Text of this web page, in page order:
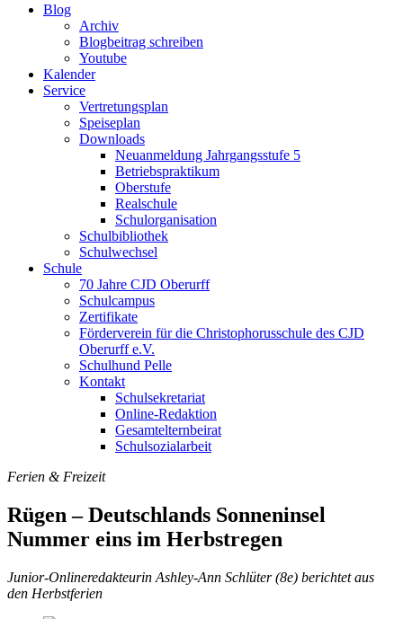
Blog
Archiv
Blogbeitrag schreiben
Youtube
Kalender
Service
Vertretungsplan
Speiseplan
Downloads
Neuanmeldung Jahrgangsstufe 5
Betriebspraktikum
Oberstufe
Realschule
Schulorganisation
Schulbibliothek
Schulwechsel
Schule
70 Jahre CJD Oberurff
Schulcampus
Zertifikate
Förderverein für die Christophorusschule des CJD
Oberurff e.V.
Schulhund Pelle
Kontakt
Schulsekretariat
Online-Redaktion
Gesamtelternbeirat
Schulsozialarbeit
Ferien & Freizeit
Rügen – Deutschlands Sonneninsel
Nummer eins im Herbstregen
Junior-Onlineredakteurin Ashley-Ann Schlüter (8e) berichtet aus
den Herbstferien